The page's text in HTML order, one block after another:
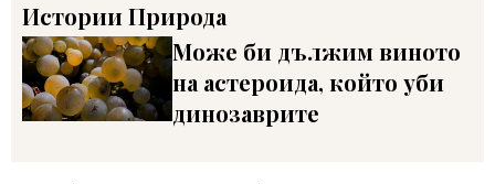
ИсторииПрирода
Може би дължим виното
на астероида, който уби
динозаврите